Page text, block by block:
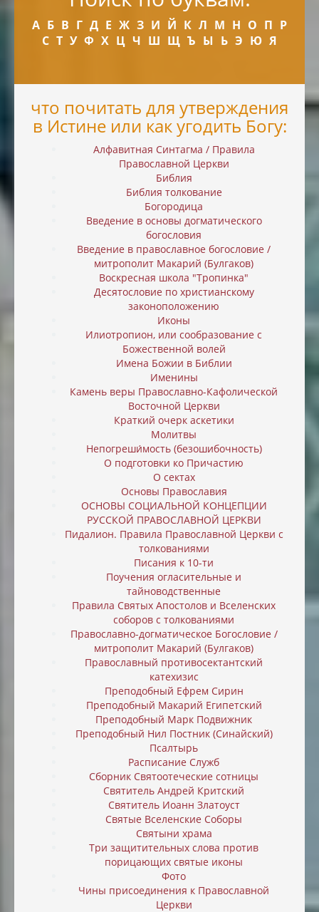
А Б В Г Д Е Ж З И Й К Л М Н О П Р
С Т У Ф Х Ц Ч Ш Щ Ъ Ы Ь Э Ю Я
что почитать для утверждения
в Истине или как угодить Богу:
Алфавитная Синтагма / Правила
Православной Церкви
Библия
Библия толкование
Богородица
Введение в основы догматического
богословия
Введение в православное богословие /
митрополит Макарий (Булгаков)
Воскресная школа "Тропинка"
Десятословие по христианскому
законоположению
Иконы
Илиотропион, или cообразование с
Божественной волей
Имена Божии в Библии
Именины
Камень веры Православно-Кафолической
Восточной Церкви
Краткий очерк аскетики
Молитвы
Непогреши́мость (безошибочность)
О подготовки ко Причастию
О сектах
Основы Православия
ОСНОВЫ СОЦИАЛЬНОЙ КОНЦЕПЦИИ
РУССКОЙ ПРАВОСЛАВНОЙ ЦЕРКВИ
Пидалион. Правила Православной Церкви с
толкованиями
Писания к 10-ти
Поучения огласительные и
тайноводственные
Правила Святых Апостолов и Вселенских
соборов с толкованиями
Православно-догматическое Богословие /
митрополит Макарий (Булгаков)
Православный противосектантский
катехизис
Преподобный Ефрем Сирин
Преподобный Макарий Египетский
Преподобный Марк Подвижник
Преподобный Нил Постник (Синайский)
Псалтырь
Расписание Служб
Сборник Святоотеческие сотницы
Святитель Андрей Критский
Святитель Иоанн Златоуст
Святые Вселенские Соборы
Святыни храма
Три защитительных слова против
порицающих святые иконы
Фото
Чины присоединения к Православной
Церкви